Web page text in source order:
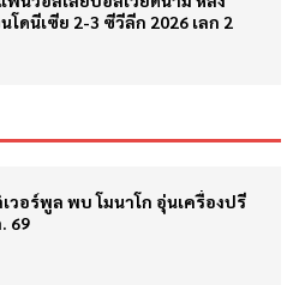
ดนีเซีย 2-3 ซีวีลีก 2026 เลก 2
วอร์พูล พบ โมนาโก อุ่นเครื่องปรี
69